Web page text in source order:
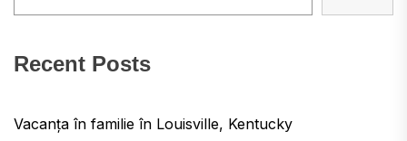
Recent Posts
Vacanța în familie în Louisville, Kentucky